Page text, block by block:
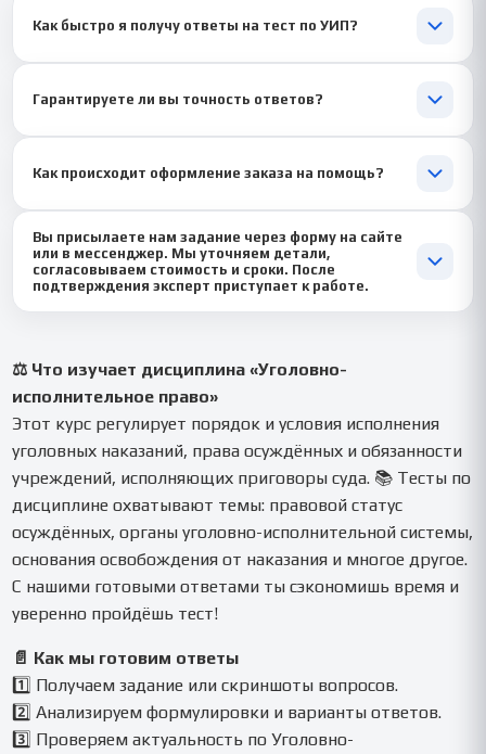
Как быстро я получу ответы на тест по УИП?
мы справляемся за 1-2 дня. При срочном заказе можем
и точность формулировок.
Гарантируете ли вы точность ответов?
юридическим образованием, мы сверяем их с последними
вы могли быть уверены в результате.
Как происходит оформление заказа на помощь?
мессенджер. Мы уточняем детали, согласовываем стоимость и
сроки. После подтверждения эксперт приступает к работе.
Вы присылаете нам задание через форму на сайте
или в мессенджер. Мы уточняем детали,
согласовываем стоимость и сроки. После
подтверждения эксперт приступает к работе.
делается понятной и удобной для быстрого изучения.
⚖️ Что изучает дисциплина «Уголовно-
исполнительное право»
Этот курс регулирует порядок и условия исполнения
уголовных наказаний, права осуждённых и обязанности
учреждений, исполняющих приговоры суда. 📚 Тесты по
дисциплине охватывают темы: правовой статус
осуждённых, органы уголовно-исполнительной системы,
основания освобождения от наказания и многое другое.
С нашими готовыми ответами ты сэкономишь время и
уверенно пройдёшь тест!
📄 Как мы готовим ответы
1️⃣ Получаем задание или скриншоты вопросов.
2️⃣ Анализируем формулировки и варианты ответов.
3️⃣ Проверяем актуальность по Уголовно-